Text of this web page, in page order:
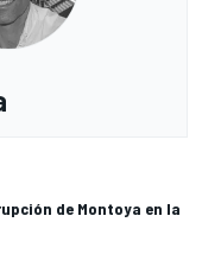
de Montoya en la